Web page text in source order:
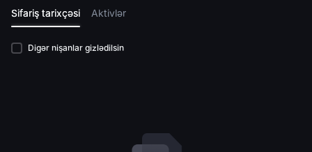
Sifariş tarixçəsi Aktivlər
Digər nişanlar gizlədilsin